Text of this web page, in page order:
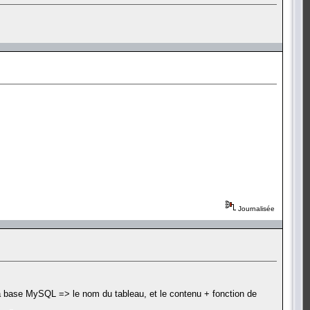
Journalisée
MySQL => le nom du tableau, et le contenu + fonction de